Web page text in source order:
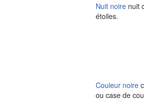
Nuit noire nuit
étoiles.
Couleur noire
ou case de